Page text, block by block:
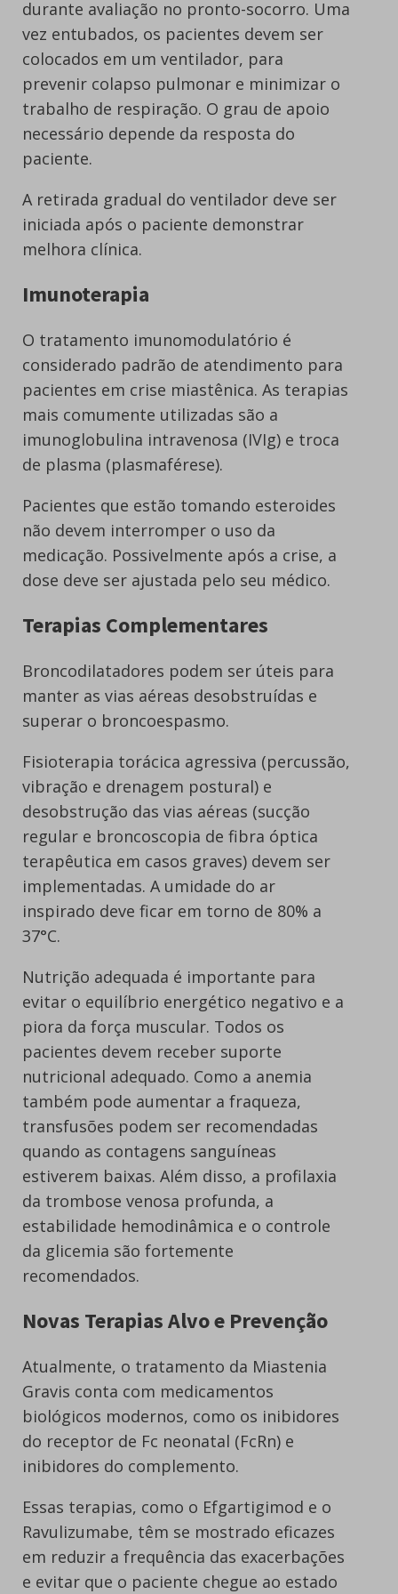
durante avaliação no pronto-socorro. Uma
vez entubados, os pacientes devem ser
colocados em um ventilador, para
prevenir colapso pulmonar e minimizar o
trabalho de respiração. O grau de apoio
necessário depende da resposta do
paciente.
A retirada gradual do ventilador deve ser
iniciada após o paciente demonstrar
melhora clínica.
Imunoterapia
O tratamento imunomodulatório é
considerado padrão de atendimento para
pacientes em crise miastênica. As terapias
mais comumente utilizadas são a
imunoglobulina intravenosa (IVIg) e troca
de plasma (plasmaférese).
Pacientes que estão tomando esteroides
não devem interromper o uso da
medicação. Possivelmente após a crise, a
dose deve ser ajustada pelo seu médico.
Terapias Complementares
Broncodilatadores podem ser úteis para
manter as vias aéreas desobstruídas e
superar o broncoespasmo.
Fisioterapia torácica agressiva (percussão,
vibração e drenagem postural) e
desobstrução das vias aéreas (sucção
regular e broncoscopia de fibra óptica
terapêutica em casos graves) devem ser
implementadas. A umidade do ar
inspirado deve ficar em torno de 80% a
37°C.
Nutrição adequada é importante para
evitar o equilíbrio energético negativo e a
piora da força muscular. Todos os
pacientes devem receber suporte
nutricional adequado. Como a anemia
também pode aumentar a fraqueza,
transfusões podem ser recomendadas
quando as contagens sanguíneas
estiverem baixas. Além disso, a profilaxia
da trombose venosa profunda, a
estabilidade hemodinâmica e o controle
da glicemia são fortemente
recomendados.
Novas Terapias Alvo e Prevenção
Atualmente, o tratamento da Miastenia
Gravis conta com medicamentos
biológicos modernos, como os inibidores
do receptor de Fc neonatal (FcRn) e
inibidores do complemento.
Essas terapias, como o Efgartigimod e o
Ravulizumabe, têm se mostrado eficazes
em reduzir a frequência das exacerbações
e evitar que o paciente chegue ao estado